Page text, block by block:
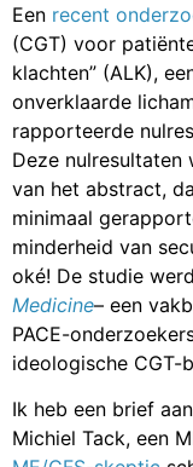
Een recent
(CGT) voor
klachten” (ALK),
onverklaarde
rapporteerde
Deze nulresultaten
van het abstract,
minimaal
minderheid van
oké! De studie
Medicine– een
PACE-
ideologische CGT-
Ik heb een brief
Michiel Tack, een